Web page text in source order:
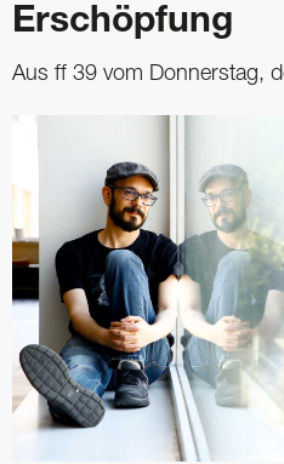
Erschöpfung
Aus ff 39 vom Donnerstag,